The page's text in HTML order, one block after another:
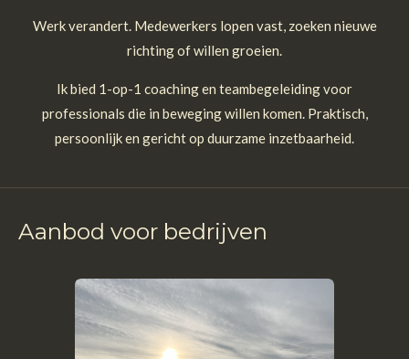
Werk verandert. Medewerkers lopen vast, zoeken nieuwe
richting of willen groeien.
Ik bied 1-op-1 coaching en teambegeleiding voor
professionals die in beweging willen komen. Praktisch,
persoonlijk en gericht op duurzame inzetbaarheid.
Aanbod voor bedrijven